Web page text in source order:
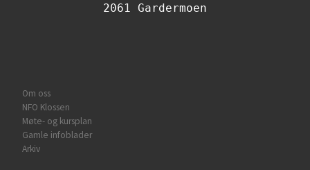
2061 Gardermoen
Om oss
NFO Klossen
Møte- og kursplan
Gamle infoblader
Arkiv